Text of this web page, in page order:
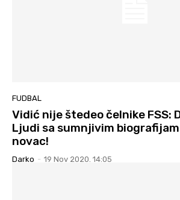
FUDBAL
Vidić nije štedeo čelnike FSS:
Ljudi sa sumnjivim
novac!
Darko - 19 Nov 2020. 14:05